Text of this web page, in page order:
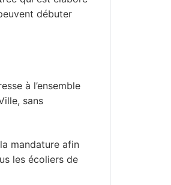
débuter
à l’ensemble
sans
mandature afin
les écoliers de